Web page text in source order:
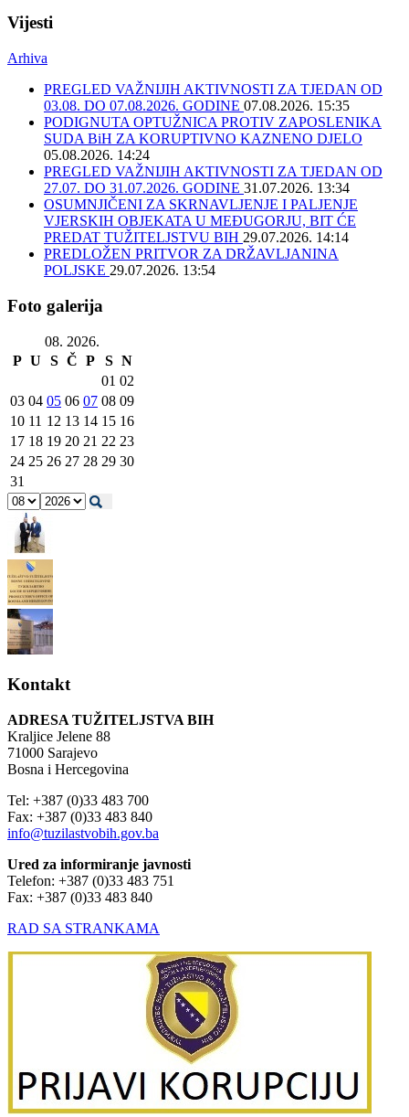
Vijesti
Arhiva
PREGLED VAŽNIJIH AKTIVNOSTI ZA TJEDAN OD
03.08. DO 07.08.2026. GODINE 07.08.2026. 15:35
PODIGNUTA OPTUŽNICA PROTIV ZAPOSLENIKA
SUDA BiH ZA KORUPTIVNO KAZNENO DJELO
05.08.2026. 14:24
PREGLED VAŽNIJIH AKTIVNOSTI ZA TJEDAN OD
27.07. DO 31.07.2026. GODINE 31.07.2026. 13:34
OSUMNJIČENI ZA SKRNAVLJENJE I PALJENJE
VJERSKIH OBJEKATA U MEĐUGORJU, BIT ĆE
PREDAT TUŽITELJSTVU BIH 29.07.2026. 14:14
PREDLOŽEN PRITVOR ZA DRŽAVLJANINA
POLJSKE 29.07.2026. 13:54
Foto galerija
08. 2026.
P U S Č P S N
01 02
03 04 05 06 07 08 09
10 11 12 13 14 15 16
17 18 19 20 21 22 23
24 25 26 27 28 29 30
31
Kontakt
ADRESA TUŽITELJSTVA BIH
Kraljice Jelene 88
71000 Sarajevo
Bosna i Hercegovina
Tel: +387 (0)33 483 700
Fax: +387 (0)33 483 840
info@tuzilastvobih.gov.ba
Ured za informiranje javnosti
Telefon: +387 (0)33 483 751
Fax: +387 (0)33 483 840
RAD SA STRANKAMA